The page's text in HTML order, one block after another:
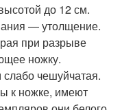
до 12 см.
— утолщение.
при разрыве
ножку.
чешуйчатая.
к ножке, имеют